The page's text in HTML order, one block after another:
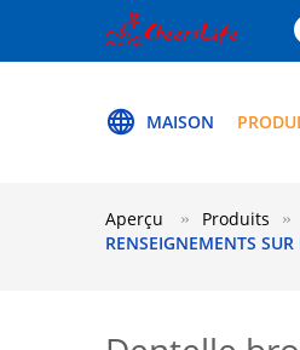
MAISON
RENSEIGNEMENTS
Aperçu Produits